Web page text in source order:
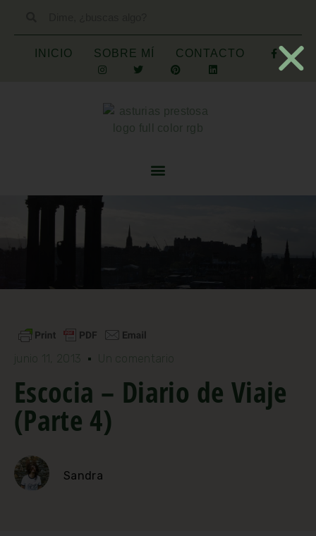
INICIO SOBRE MÍ CONTACTO
Escocia – Diario de Viaje
(Parte 4)
Sandra